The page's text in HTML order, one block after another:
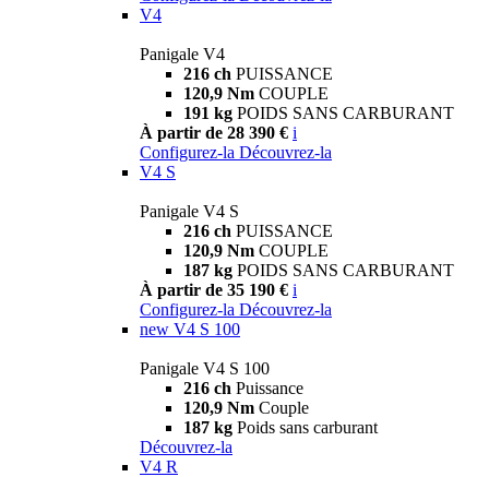
V4
Panigale V4
216 ch PUISSANCE
120,9 Nm COUPLE
191 kg POIDS SANS CARBURANT
À partir de 28 390 € i
Configurez-la Découvrez-la
V4 S
Panigale V4 S
216 ch PUISSANCE
120,9 Nm COUPLE
187 kg POIDS SANS CARBURANT
À partir de 35 190 € i
Configurez-la Découvrez-la
new V4 S 100
Panigale V4 S 100
216 ch Puissance
120,9 Nm Couple
187 kg Poids sans carburant
Découvrez-la
V4 R